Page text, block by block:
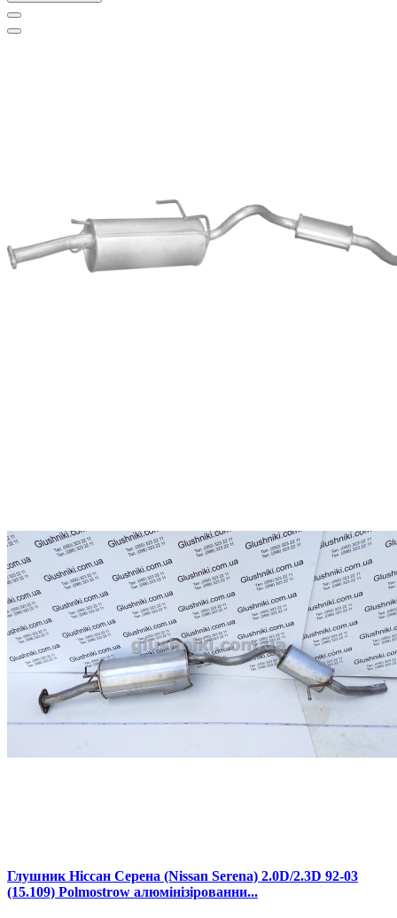
Глушник Ніссан Серена (Nissan Serena) 2.0D/2.3D 92-03
(15.109) Polmostrow алюмінізірованни...